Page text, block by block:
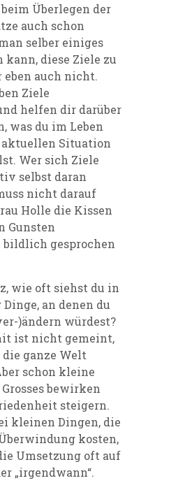
Überlegen der
auch schon
selber einiges
kann, diese Ziele zu
eben auch nicht.
Ziele
helfen dir darüber
was du im Leben
Situation
Wer sich Ziele
selbst daran
nicht darauf
Holle die Kissen
Gunsten
gesprochen
wie oft siehst du in
an denen du
)ändern würdest?
ist nicht gemeint,
ganze Welt
schon kleine
bewirken
steigern.
kleinen Dingen, die
kosten,
Umsetzung oft auf
„irgendwann“.